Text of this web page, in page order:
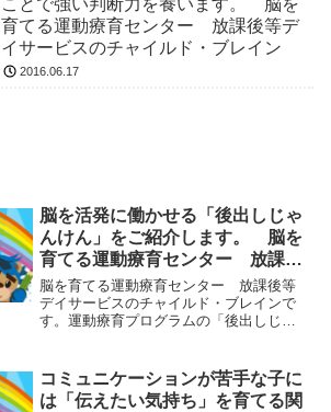
ことで強い判断力を養います。 脳を
育てる運動療育センター 放課後等デ
イサービスのチャイルド・ブレイン
2016.06.17
脳を活発に働かせる「後出しじゃ
んけん」をご紹介します。 脳を
育てる運動療育センター 放課後
等デイサービスのチャイルド・ブ
レイン
脳を育てる運動療育センター 放課後等
デイサービスのチャイルド・ブレインで
す。運動療育プログラムの「後出しじゃ
の遊びでは後出しすることで、頭で考え
て判断することができます...
コミュニケーションが苦手な子に
は「伝えたい気持ち」を育てる関